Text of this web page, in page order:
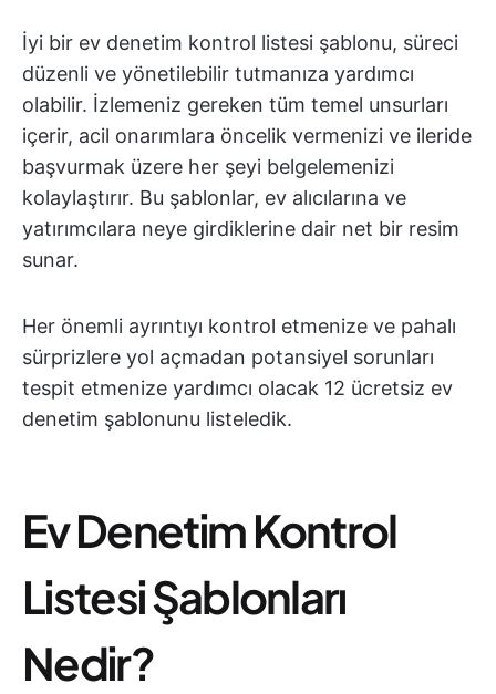
İyi bir ev denetim kontrol listesi şablonu, süreci
düzenli ve yönetilebilir tutmanıza yardımcı
olabilir. İzlemeniz gereken tüm temel unsurları
içerir, acil onarımlara öncelik vermenizi ve ileride
başvurmak üzere her şeyi belgelemenizi
kolaylaştırır. Bu şablonlar, ev alıcılarına ve
yatırımcılara neye girdiklerine dair net bir resim
sunar.
Her önemli ayrıntıyı kontrol etmenize ve pahalı
sürprizlere yol açmadan potansiyel sorunları
tespit etmenize yardımcı olacak 12 ücretsiz ev
denetim şablonunu listeledik.
Ev Denetim Kontrol
Listesi Şablonları
Nedir?